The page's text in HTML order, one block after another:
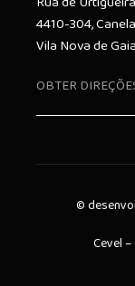
4410-304,
Vila Nova de Gaia
OBTER
©
Cevel